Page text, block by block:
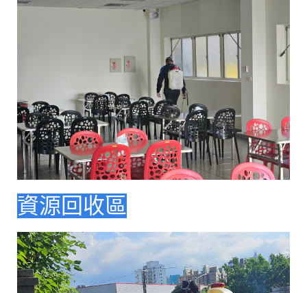
資源回收區